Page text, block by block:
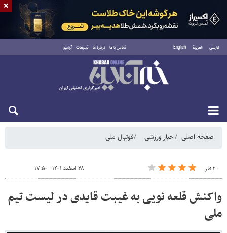
فارسی العربية English تماس با ما درباره ما تبلیغات آرشیو
جمعه ۱۶ مرداد ۱۴۰۵
صفحه اصلی اخبار ورزشی فوتبال ملی
۳ نفر ۲۸ اسفند ۱۴۰۱ - ۱۷:۵۰
واکنش قلعه نویی به غیبت قایدی در لیست تیم
ملی
×